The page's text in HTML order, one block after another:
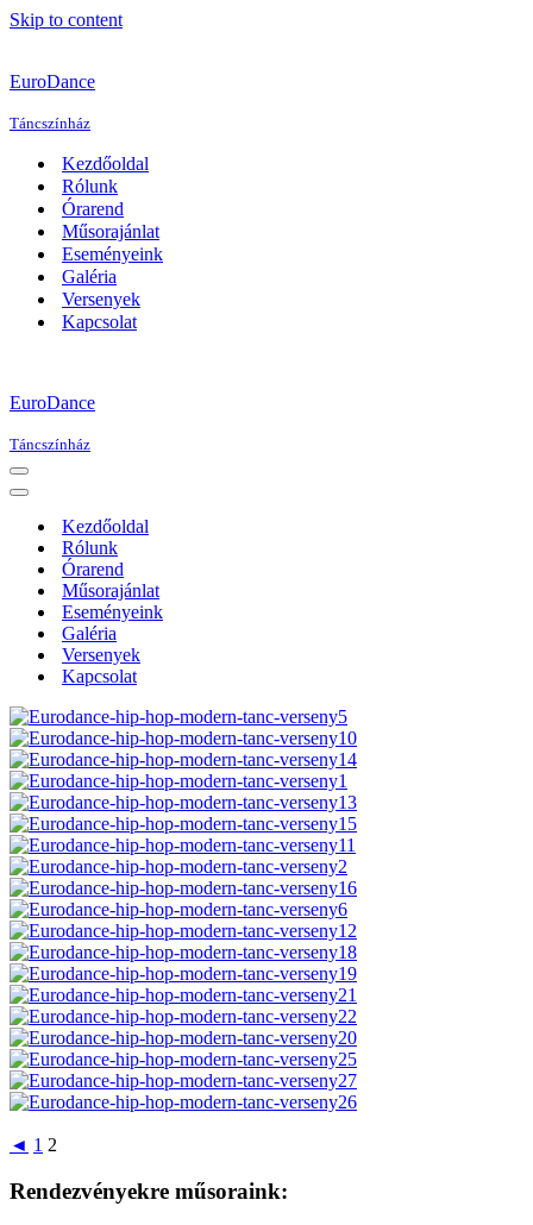
Skip to content
EuroDance
Táncszínház
Kezdőoldal
Rólunk
Órarend
Műsorajánlat
Eseményeink
Galéria
Versenyek
Kapcsolat
EuroDance
Táncszínház
Navigation
Menu
Navigation
Kezdőoldal
Rólunk
Órarend
Műsorajánlat
Eseményeink
Galéria
Versenyek
Kapcsolat
◄ 1 2
Rendezvényekre műsoraink: